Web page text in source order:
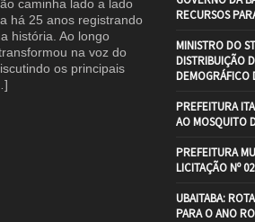
caminha lado a lado
há 25 anos registrando
história. Ao longo
na voz do
os principais
RECURSOS
MINISTRO DO
DISTRIBUIÇÃO
DEMOGRÁFICO
PREFEITURA
AO MOSQUITO
PREFEITURA
LICITAÇÃO Nº
UBAITABA:
PARA O ANO